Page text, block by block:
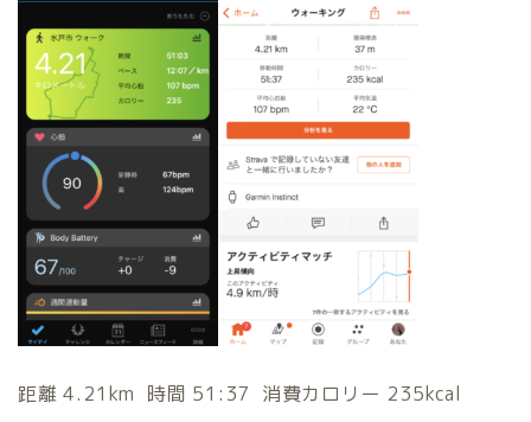
距離 4.21km 時間 51:37 消費カロリー 235kcal